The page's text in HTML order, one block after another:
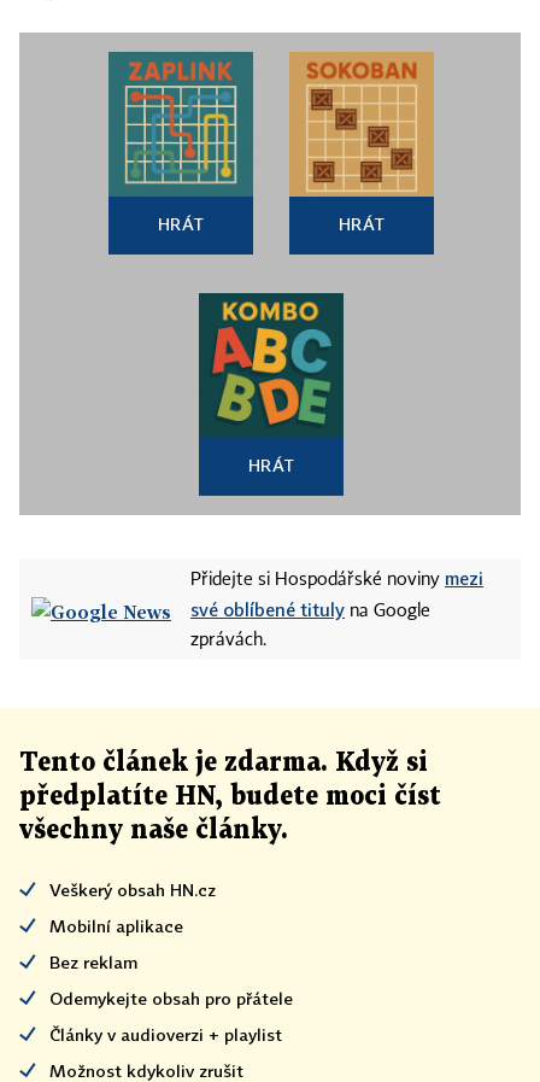
HRÁT HRÁT
HRÁT
Přidejte si Hospodářské noviny mezi
své oblíbené tituly na Google
zprávách.
Tento článek je zdarma. Když si
předplatíte HN, budete moci číst
všechny naše články.
Veškerý obsah HN.cz
Mobilní aplikace
Bez reklam
Odemykejte obsah pro přátele
Články v audioverzi + playlist
Možnost kdykoliv zrušit